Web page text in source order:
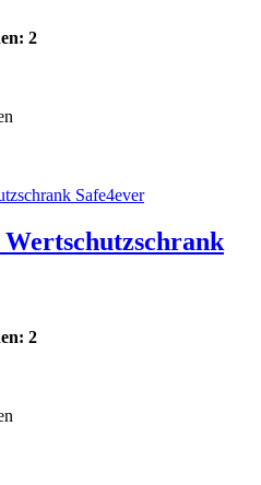
2
Wertschutzschrank
2